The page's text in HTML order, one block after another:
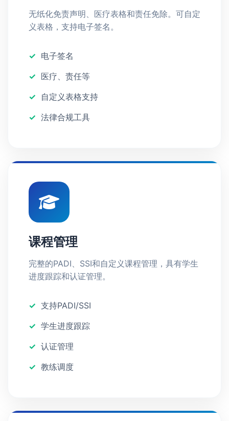
无纸化免责声明、医疗表格和责任免除。可自定
义表格，支持电子签名。
电子签名
医疗、责任等
自定义表格支持
法律合规工具
课程管理
完整的PADI、SSI和自定义课程管理，具有学生
进度跟踪和认证管理。
支持PADI/SSI
学生进度跟踪
认证管理
教练调度